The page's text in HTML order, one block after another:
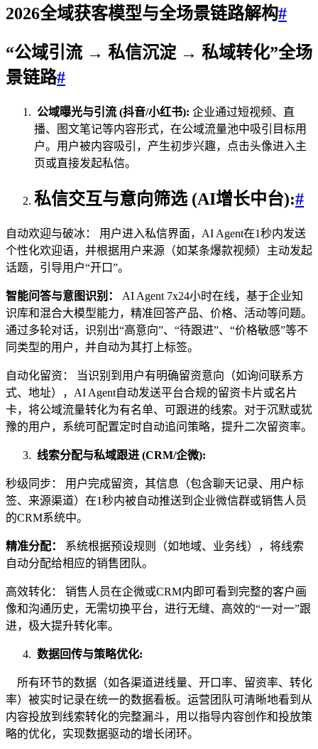
2026全域获客模型与全场景链路解构#
“公域引流 → 私信沉淀 → 私域转化”全场
景链路#
公域曝光与引流 (抖音/小红书): 企业通过短视频、直
播、图文笔记等内容形式，在公域流量池中吸引目标用
户。用户被内容吸引，产生初步兴趣，点击头像进入主
页或直接发起私信。
私信交互与意向筛选 (AI增长中台):#
自动欢迎与破冰： 用户进入私信界面，AI Agent在1秒内发送
个性化欢迎语，并根据用户来源（如某条爆款视频）主动发起
话题，引导用户“开口”。
智能问答与意图识别：
AI Agent 7x24小时在线，基于企业知
识库和混合大模型能力，精准回答产品、价格、活动等问题。
通过多轮对话，识别出“高意向”、“待跟进”、“价格敏感”等不
同类型的用户，并自动为其打上标签。
自动化留资： 当识别到用户有明确留资意向（如询问联系方
式、地址），AI Agent自动发送平台合规的留资卡片或名片
卡，将公域流量转化为有名单、可跟进的线索。对于沉默或犹
豫的用户，系统可配置定时自动追问策略，提升二次留资率。
线索分配与私域跟进 (CRM/企微):
秒级同步： 用户完成留资，其信息（包含聊天记录、用户标
签、来源渠道）在1秒内被自动推送到企业微信群或销售人员
的CRM系统中。
精准分配：
系统根据预设规则（如地域、业务线），将线索
自动分配给相应的销售团队。
高效转化： 销售人员在企微或CRM内即可看到完整的客户画
像和沟通历史，无需切换平台，进行无缝、高效的“一对一”跟
进，极大提升转化率。
数据回传与策略优化:
所有环节的数据（如各渠道进线量、开口率、留资率、转化
率）被实时记录在统一的数据看板。运营团队可清晰地看到从
内容投放到线索转化的完整漏斗，用以指导内容创作和投放策
略的优化，实现数据驱动的增长闭环。